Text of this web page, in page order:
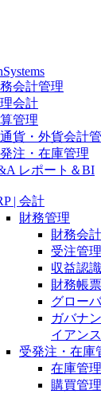
会計管理
会計
管理
貨・外貨会計
注・在庫管理
レポート＆BI
| 会計
財務管理
財務会
受注管
収益認
財務帳票
グロー
ガバナ
イアンス
受発注・在庫
在庫管
購買管